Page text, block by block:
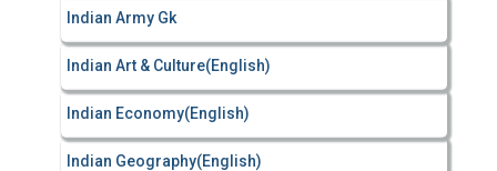
Indian Army Gk
Indian Art & Culture(English)
Indian Economy(English)
Indian Geography(English)